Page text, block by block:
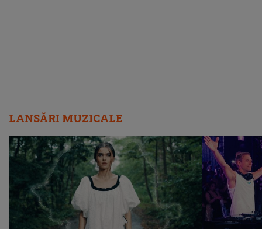
LANSĂRI MUZICALE